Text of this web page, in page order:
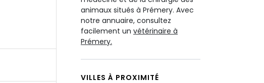
animaux situés à Prémery. Avec
notre annuaire, consultez
facilement un vétérinaire à
Prémery.
VILLES À PROXIMITÉ